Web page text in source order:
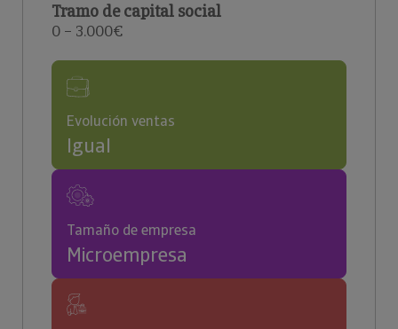
Tramo de capital social
0 – 3.000€
Evolución ventas
Igual
Tamaño de empresa
Microempresa